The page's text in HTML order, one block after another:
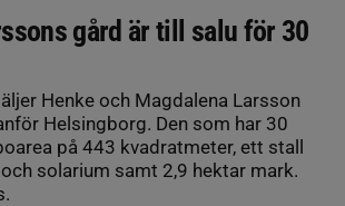
gård är till salu för 30
Henke och Magdalena Larsson
Helsingborg. Den som har 30
på 443 kvadratmeter, ett stall
solarium samt 2,9 hektar mark.